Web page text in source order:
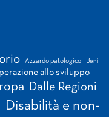
Azzardo patologico Beni
allo sviluppo
Dalle Regioni
Disabilità e non-